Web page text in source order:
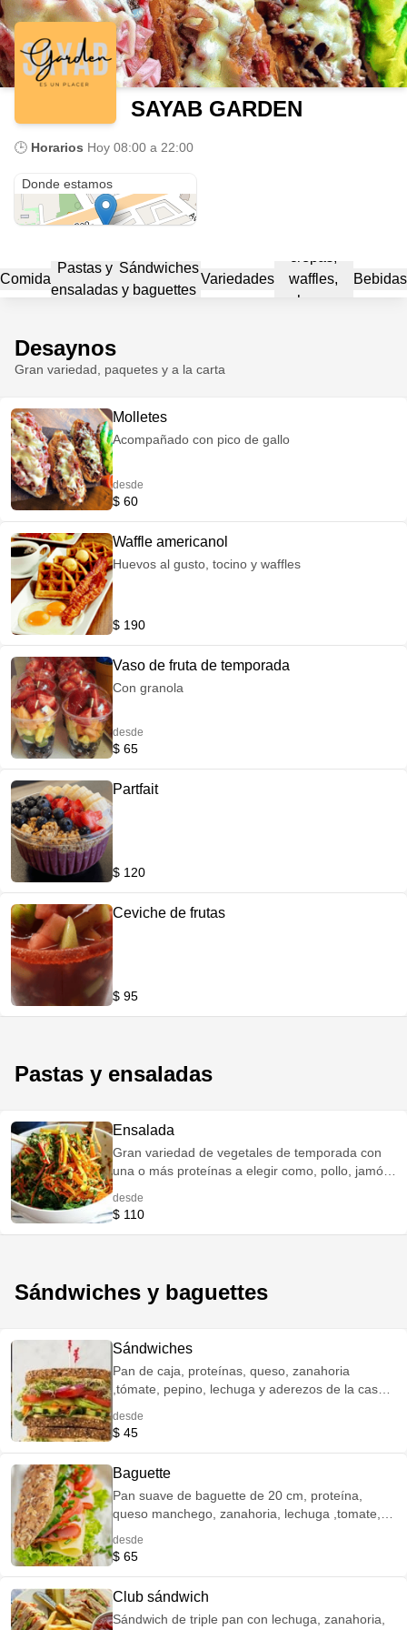
SAYAB GARDEN
🕒 Horarios Hoy 08:00 a 22:00
Donde estamos
Comida
Pastas y
ensaladas
Sándwiches
y baguettes
Variedades
waffles,
churros
Bebidas
Desaynos
Gran variedad, paquetes y a la carta
Molletes
Acompañado con pico de gallo
desde
$ 60
Waffle americanol
Huevos al gusto, tocino y waffles
$ 190
Vaso de fruta de temporada
Con granola
desde
$ 65
Partfait
$ 120
Ceviche de frutas
$ 95
Pastas y ensaladas
Ensalada
Gran variedad de vegetales de temporada con
una o más proteínas a elegir como, pollo, jamón,
casa y toppings de variedad arándano pasas
desde
$ 110
Sándwiches y baguettes
Sándwiches
Pan de caja, proteínas, queso, zanahoria
,tómate, pepino, lechuga y aderezos de la casa.
pepino en cubos, elote, arándano y nuez
desde
$ 45
Baguette
Pan suave de baguette de 20 cm, proteína,
queso manchego, zanahoria, lechuga ,tomate,
la casa, lechuga, tómate, pepino en cubos, elote,
desde
$ 65
Club sándwich
Sándwich de triple pan con lechuga, zanahoria,